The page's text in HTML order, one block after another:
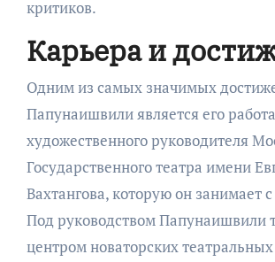
критиков.
Карьера и
Одним из самых значимых
Папунаишвили является его
художественного руководителя
Государственного театра имени
Вахтангова, которую он занимает с
Под руководством Папунаишвили
центром новаторских